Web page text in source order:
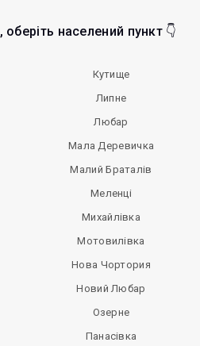
, оберіть населений пункт 👇
Кутище
Липне
Любар
Мала Деревичка
Малий Браталів
Меленці
Михайлівка
Мотовилівка
Нова Чортория
Новий Любар
Озерне
Панасівка